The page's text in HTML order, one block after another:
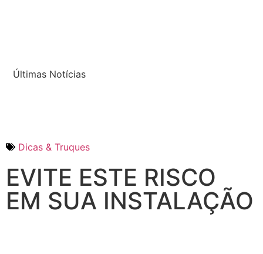
Últimas Notícias
Dicas & Truques
EVITE ESTE RISCO
EM SUA INSTALAÇÃO